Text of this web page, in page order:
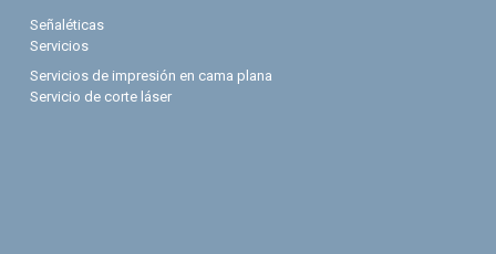
Señaléticas
Servicios
Servicios de impresión en cama plana
Servicio de corte láser